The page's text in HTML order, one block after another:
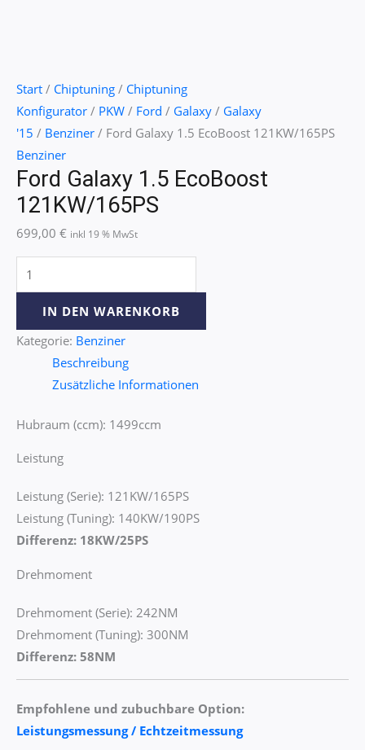
Start / Chiptuning / Chiptuning
Konfigurator / PKW / Ford / Galaxy / Galaxy
'15 / Benziner / Ford Galaxy 1.5 EcoBoost 121KW/165PS
Benziner
Ford Galaxy 1.5 EcoBoost
121KW/165PS
699,00 € inkl 19 % MwSt
IN DEN WARENKORB
Kategorie: Benziner
Beschreibung
Zusätzliche Informationen
Hubraum (ccm): 1499ccm
Leistung
Leistung (Serie): 121KW/165PS
Leistung (Tuning): 140KW/190PS
Differenz: 18KW/25PS
Drehmoment
Drehmoment (Serie): 242NM
Drehmoment (Tuning): 300NM
Differenz: 58NM
Empfohlene und zubuchbare Option:
Leistungsmessung / Echtzeitmessung